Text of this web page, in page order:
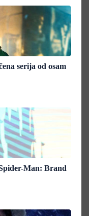
serija od osam
Man: Brand